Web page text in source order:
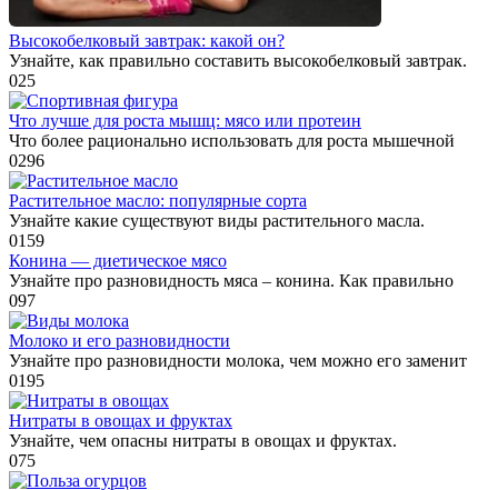
Высокобелковый завтрак: какой он?
Узнайте, как правильно составить высокобелковый завтрак.
025
Что лучше для роста мышц: мясо или протеин
Что более рационально использовать для роста мышечной
0296
Растительное масло: популярные сорта
Узнайте какие существуют виды растительного масла.
0159
Конина — диетическое мясо
Узнайте про разновидность мяса – конина. Как правильно
097
Молоко и его разновидности
Узнайте про разновидности молока, чем можно его заменит
0195
Нитраты в овощах и фруктах
Узнайте, чем опасны нитраты в овощах и фруктах.
075